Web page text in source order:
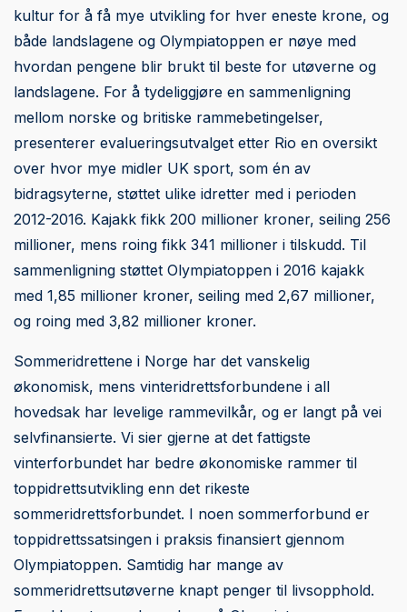
kultur for å få mye utvikling for hver eneste krone, og
både landslagene og Olympiatoppen er nøye med
hvordan pengene blir brukt til beste for utøverne og
landslagene. For å tydeliggjøre en sammenligning
mellom norske og britiske rammebetingelser,
presenterer evalueringsutvalget etter Rio en oversikt
over hvor mye midler UK sport, som én av
bidragsyterne, støttet ulike idretter med i perioden
2012-2016. Kajakk fikk 200 millioner kroner, seiling 256
millioner, mens roing fikk 341 millioner i tilskudd. Til
sammenligning støttet Olympiatoppen i 2016 kajakk
med 1,85 millioner kroner, seiling med 2,67 millioner,
og roing med 3,82 millioner kroner.
Sommeridrettene i Norge har det vanskelig
økonomisk, mens vinteridrettsforbundene i all
hovedsak har levelige rammevilkår, og er langt på vei
selvfinansierte. Vi sier gjerne at det fattigste
vinterforbundet har bedre økonomiske rammer til
toppidrettsutvikling enn det rikeste
sommeridrettsforbundet. I noen sommerforbund er
toppidrettssatsingen i praksis finansiert gjennom
Olympiatoppen. Samtidig har mange av
sommeridrettsutøverne knapt penger til livsopphold.